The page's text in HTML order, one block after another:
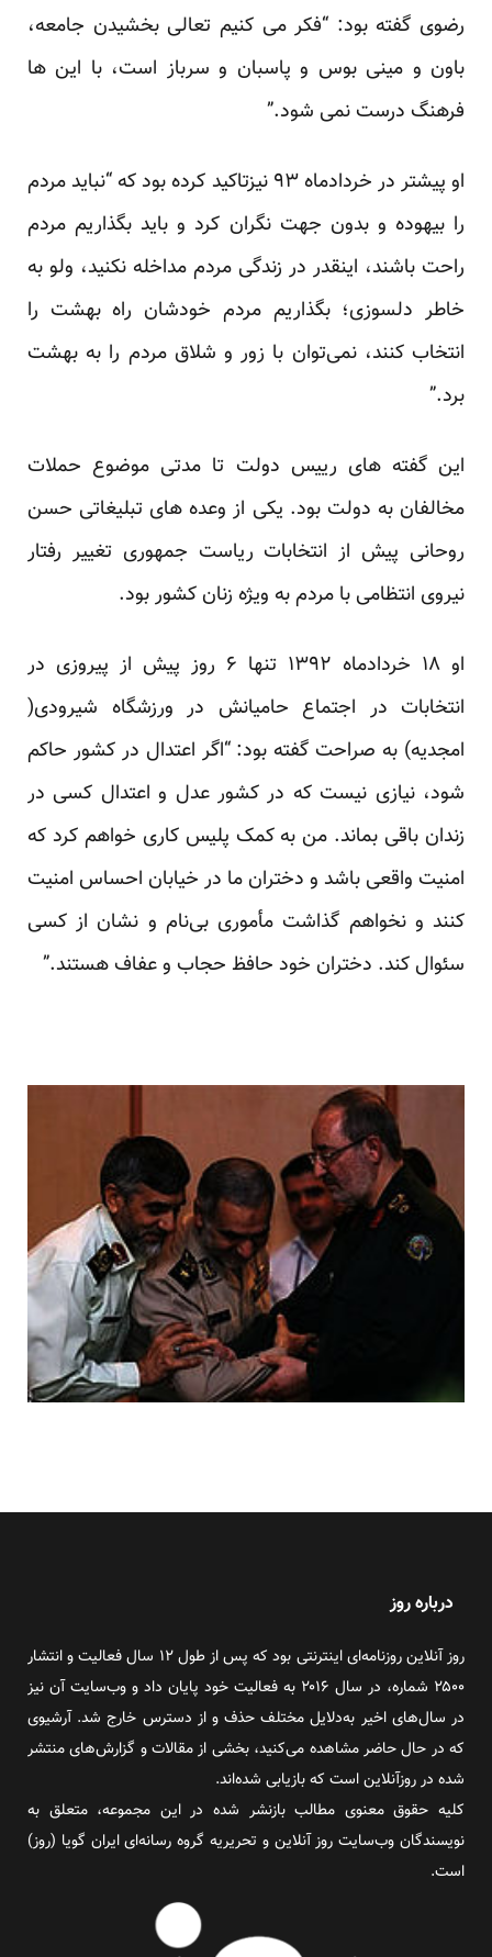
رضوی گفته بود: “فکر می کنیم تعالی بخشیدن جامعه،
باون و مینی بوس و پاسبان و سرباز است، با این ها
فرهنگ درست نمی شود.”
او پیشتر در خردادماه ۹۳ نیزتاکید کرده بود که “نباید مردم
را بیهوده و بدون جهت نگران کرد و باید بگذاریم مردم
راحت باشند، اینقدر در زندگی مردم مداخله نکنید، ولو به
خاطر دلسوزی؛ بگذاریم مردم خودشان راه بهشت را
انتخاب کنند، نمی‌توان با زور و شلاق مردم را به بهشت
برد.”
این گفته های رییس دولت تا مدتی موضوع حملات
مخالفان به دولت بود. یکی از وعده های تبلیغاتی حسن
روحانی پیش از انتخابات ریاست جمهوری تغییر رفتار
نیروی انتظامی با مردم به ویژه زنان کشور بود.
او ۱۸ خردادماه ۱۳۹۲ تنها ۶ روز پیش از پیروزی در
انتخابات در اجتماع حامیانش در ورزشگاه شیرودی(
امجدیه) به صراحت گفته بود: “اگر اعتدال در کشور حاکم
شود، نیازی نیست که در کشور عدل و اعتدال کسی در
زندان باقی بماند. من به کمک پلیس کاری خواهم کرد که
امنیت واقعی باشد و دختران ما در خیابان احساس امنیت
کنند و نخواهم گذاشت مأموری بی‌نام و نشان از کسی
سئوال کند. دختران خود حافظ حجاب و عفاف هستند.”
درباره روز
روز آنلاین روزنامه‌ای اینترنتی بود که پس از طول ۱۲ سال فعالیت و انتشار
۲۵۰۰ شماره، در سال ۲۰۱۶ به فعالیت خود پایان داد و وب‌سایت آن نیز
در سال‌های اخیر به‌دلایل مختلف حذف و از دسترس خارج شد. آرشیوی
که در حال حاضر مشاهده می‌کنید، بخشی از مقالات و گزارش‌های منتشر
شده در روزآنلاین است که بازیابی شده‌اند.
کلیه حقوق معنوی مطالب بازنشر شده در این مجموعه، متعلق به
نویسندگان وب‌سایت روز آنلاین و تحریریه گروه رسانه‌ای ایران گویا (روز)
است.